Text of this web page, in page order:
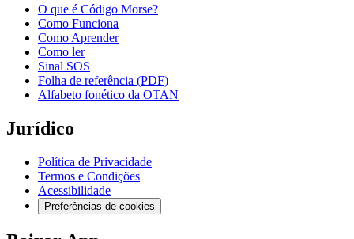
O que é Código Morse?
Como Funciona
Como Aprender
Como ler
Sinal SOS
Folha de referência (PDF)
Alfabeto fonético da OTAN
Jurídico
Política de Privacidade
Termos e Condições
Acessibilidade
Preferências de cookies